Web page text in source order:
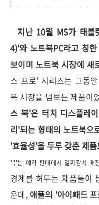
지난 10월 MS가 태
4)'와 노트북PC라고 칭
보이며 노트북 시장에 새
스 프로' 시리즈는 그동
북 시장을 넘보는 제품이
스 북'은 터치 디스플레
리'되는 형태의 노트북으
'효율성'을 두루 갖춘 제
북'는 예약 판매에서 일찌감치 매
경계를 허무는 제품들이
운데, 애플의 '아이패드